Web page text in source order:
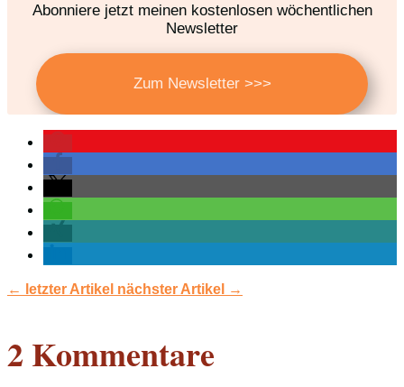
Abonniere jetzt meinen kostenlosen wöchentlichen
Newsletter
Zum Newsletter >>>
← letzter Artikel nächster Artikel →
2 Kommentare